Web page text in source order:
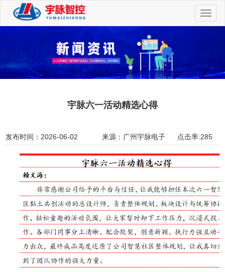
切
换
宇脉六一活动精选心得
发布时间：2026-06-02 来源：广州宇脉电子 点击率:285